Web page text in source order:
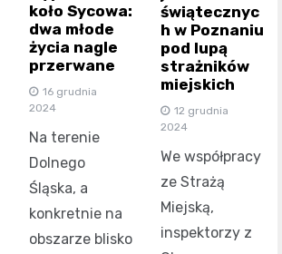
koło Sycowa:
dwa młode
życia nagle
przerwane
16 grudnia
2024
Na terenie
Dolnego
Śląska, a
konkretnie na
obszarze blisko
świątecznyc
h w Poznaniu
pod lupą
strażników
miejskich
12 grudnia
2024
We współpracy
ze Strażą
Miejską,
inspektorzy z